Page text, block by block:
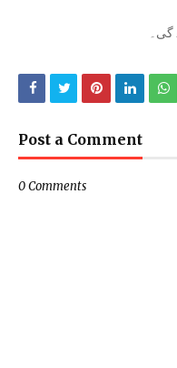
گی۔
Post a Comment
0 Comments